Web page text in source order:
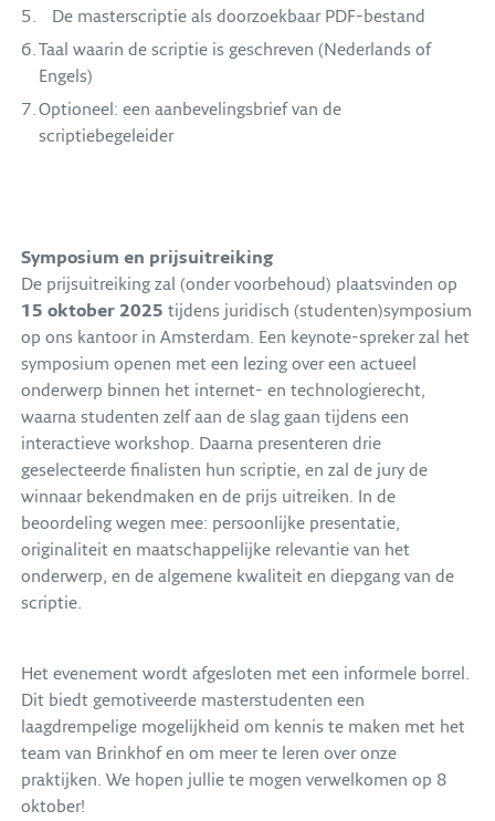
De masterscriptie als doorzoekbaar PDF-bestand
Taal waarin de scriptie is geschreven (Nederlands of
Engels)
Optioneel: een aanbevelingsbrief van de
scriptiebegeleider
Symposium en prijsuitreiking
De prijsuitreiking zal (onder voorbehoud) plaatsvinden op
15 oktober 2025 tijdens juridisch (studenten)symposium
op ons kantoor in Amsterdam. Een keynote-spreker zal het
symposium openen met een lezing over een actueel
onderwerp binnen het internet- en technologierecht,
waarna studenten zelf aan de slag gaan tijdens een
interactieve workshop. Daarna presenteren drie
geselecteerde finalisten hun scriptie, en zal de jury de
winnaar bekendmaken en de prijs uitreiken. In de
beoordeling wegen mee: persoonlijke presentatie,
originaliteit en maatschappelijke relevantie van het
onderwerp, en de algemene kwaliteit en diepgang van de
scriptie.
Het evenement wordt afgesloten met een informele borrel.
Dit biedt gemotiveerde masterstudenten een
laagdrempelige mogelijkheid om kennis te maken met het
team van Brinkhof en om meer te leren over onze
praktijken. We hopen jullie te mogen verwelkomen op 8
oktober!